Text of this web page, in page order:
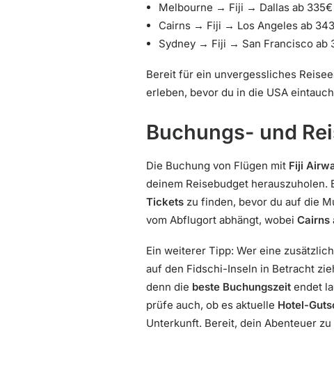
Melbourne → Fiji → Dallas ab 335€
Cairns → Fiji → Los Angeles ab
Sydney → Fiji → San Francisco ab
Bereit für ein unvergessliches
erleben, bevor du in die USA
Buchungs- und
Die Buchung von Flügen mit Fiji
deinem Reisebudget herauszuholen.
Tickets zu finden, bevor du auf die
vom Abflugort abhängt, wobei Cairns
Ein weiterer Tipp: Wer eine
auf den Fidschi-Inseln in Betracht
denn die beste Buchungszeit endet
prüfe auch, ob es aktuelle Hotel-
Unterkunft. Bereit, dein Abenteuer